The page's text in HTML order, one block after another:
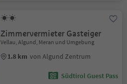
Zimmervermieter Gasteiger
Vellau, Algund, Meran und Umgebung
1.8 km von Algund Zentrum
Südtirol Guest Pass